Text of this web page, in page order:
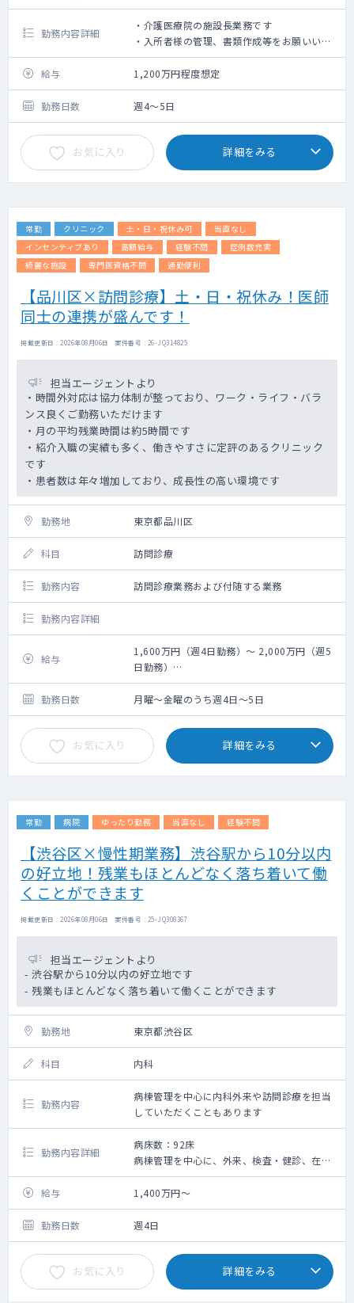
勤務内容詳細
・介護医療院の施設長業務です
・入所者様の管理、書類作成等をお願いいた
します。
給与
1,200万円程度想定
勤務日数 週4～5日
お気に入り 詳細をみる
常勤 クリニック 土・日・祝休み可
当直なし
インセンティブあり
高額給与 経験不問
症例数充実
綺麗な施設
専門医資格不問 通勤便利
【品川区×訪問診療】土・日・祝休み！医師
同士の連携が盛んです！
掲載更新日 : 2026年08月06日 案件番号 : 26-JQ314825
担当エージェントより
・時間外対応は協力体制が整っており、ワーク・ライフ・バラ
ンス良くご勤務いただけます
・月の平均残業時間は約5時間です
・紹介入職の実績も多く、働きやすさに定評のあるクリニック
です
・患者数は年々増加しており、成長性の高い環境です
勤務地 東京都品川区
科目 訪問診療
勤務内容 訪問診療業務および付随する業務
勤務内容詳細
給与
1,600万円（週4日勤務）～ 2,000万円（週5
日勤務）
※オンコール待機週1日程度を含む
勤務日数
月曜～金曜のうち週4日～5日
お気に入り 詳細をみる
常勤 病院 ゆったり勤務 当直なし 経験不問
【渋谷区×慢性期業務】渋谷駅から10分以内
の好立地！残業もほとんどなく落ち着いて働
くことができます
掲載更新日 : 2026年08月06日 案件番号 : 25-JQ308367
担当エージェントより
- 渋谷駅から10分以内の好立地です
- 残業もほとんどなく落ち着いて働くことができます
勤務地 東京都渋谷区
科目 内科
勤務内容
病棟管理を中心に内科外来や訪問診療を担当
していただくこともあります
勤務内容詳細
病床数：92床
病棟管理を中心に、外来、検査・健診、在宅
関連業務等全般を担当していただくこともあ
ります
給与 1,400万円～
勤務日数 週4日
お気に入り 詳細をみる